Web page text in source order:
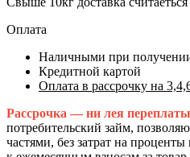
Оплата
Наличными при
Кредитной картой
Оплата в рассрочку на
Рассрочка — ни лея
потребительский займ,
частями, без затрат на